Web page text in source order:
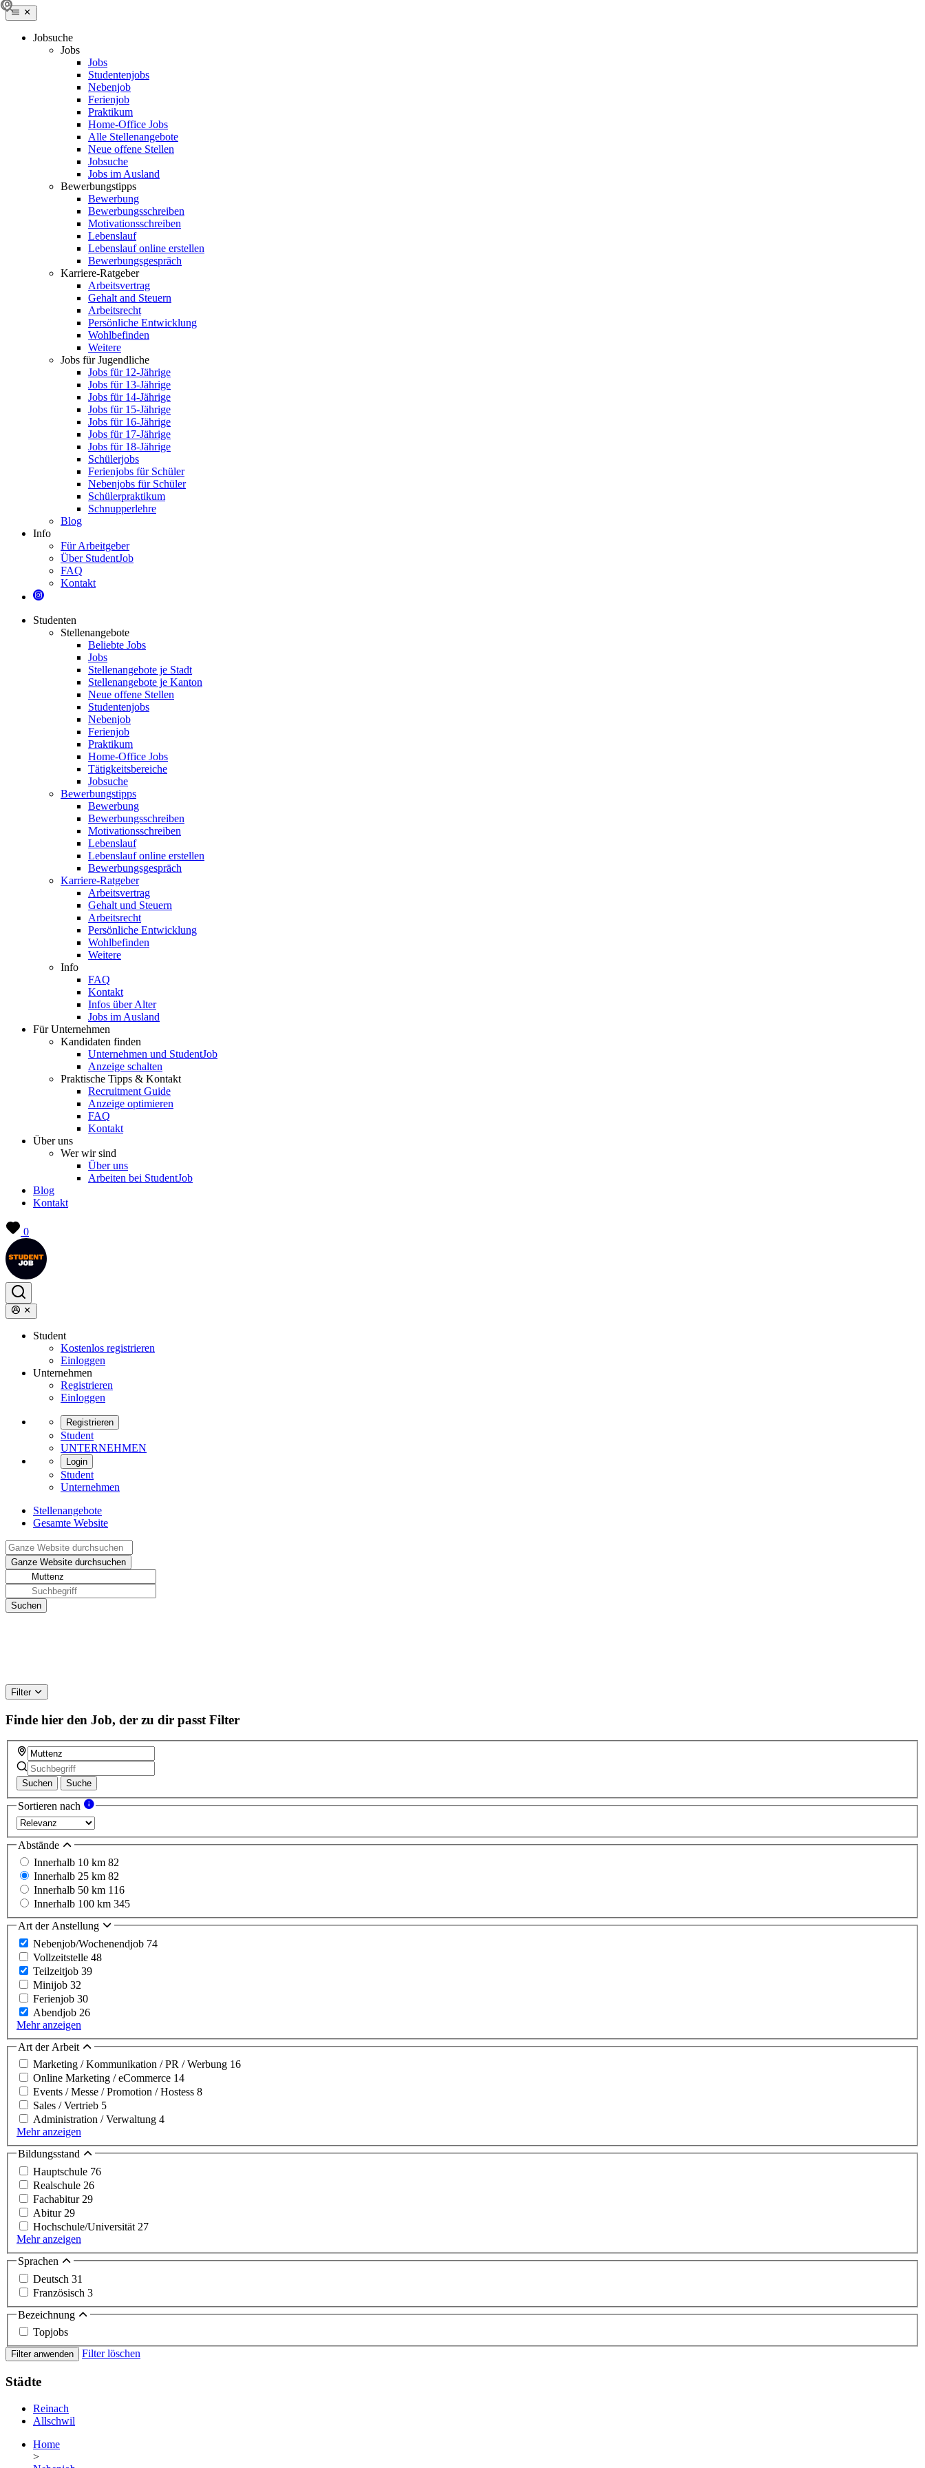
Jobsuche
Jobs
Jobs
Studentenjobs
Nebenjob
Ferienjob
Praktikum
Home-Office Jobs
Alle Stellenangebote
Neue offene Stellen
Jobsuche
Jobs im Ausland
Bewerbungstipps
Bewerbung
Bewerbungsschreiben
Motivationsschreiben
Lebenslauf
Lebenslauf online erstellen
Bewerbungsgespräch
Karriere-Ratgeber
Arbeitsvertrag
Gehalt and Steuern
Arbeitsrecht
Persönliche Entwicklung
Wohlbefinden
Weitere
Jobs für Jugendliche
Jobs für 12-Jährige
Jobs für 13-Jährige
Jobs für 14-Jährige
Jobs für 15-Jährige
Jobs für 16-Jährige
Jobs für 17-Jährige
Jobs für 18-Jährige
Schülerjobs
Ferienjobs für Schüler
Nebenjobs für Schüler
Schülerpraktikum
Schnupperlehre
Blog
Info
Für Arbeitgeber
Über StudentJob
FAQ
Kontakt
Studenten
Stellenangebote
Beliebte Jobs
Jobs
Stellenangebote je Stadt
Stellenangebote je Kanton
Neue offene Stellen
Studentenjobs
Nebenjob
Ferienjob
Praktikum
Home-Office Jobs
Tätigkeitsbereiche
Jobsuche
Bewerbungstipps
Bewerbung
Bewerbungsschreiben
Motivationsschreiben
Lebenslauf
Lebenslauf online erstellen
Bewerbungsgespräch
Karriere-Ratgeber
Arbeitsvertrag
Gehalt und Steuern
Arbeitsrecht
Persönliche Entwicklung
Wohlbefinden
Weitere
Info
FAQ
Kontakt
Infos über Alter
Jobs im Ausland
Für Unternehmen
Kandidaten finden
Unternehmen und StudentJob
Anzeige schalten
Praktische Tipps & Kontakt
Recruitment Guide
Anzeige optimieren
FAQ
Kontakt
Über uns
Wer wir sind
Über uns
Arbeiten bei StudentJob
Blog
Kontakt
0
Student
Kostenlos registrieren
Einloggen
Unternehmen
Registrieren
Einloggen
Registrieren
Student
UNTERNEHMEN
Login
Student
Unternehmen
Stellenangebote
Gesamte Website
Filter
Finde hier den Job, der zu dir passt Filter
Suchen Suche
Sortieren nach
Abstände
Innerhalb 10 km 82
Innerhalb 25 km 82
Innerhalb 50 km 116
Innerhalb 100 km 345
Art der Anstellung
Nebenjob/Wochenendjob 74
Vollzeitstelle 48
Teilzeitjob 39
Minijob 32
Ferienjob 30
Abendjob 26
Mehr anzeigen
Art der Arbeit
Marketing / Kommunikation / PR / Werbung 16
Online Marketing / eCommerce 14
Events / Messe / Promotion / Hostess 8
Sales / Vertrieb 5
Administration / Verwaltung 4
Mehr anzeigen
Bildungsstand
Hauptschule 76
Realschule 26
Fachabitur 29
Abitur 29
Hochschule/Universität 27
Mehr anzeigen
Sprachen
Deutsch 31
Französisch 3
Bezeichnung
Topjobs
Filter anwenden Filter löschen
Städte
Reinach
Allschwil
Home
>